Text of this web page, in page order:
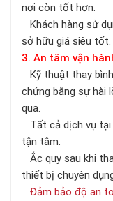
nơi còn tốt hơn.
Khách hàng sử
sở hữu giá siêu tốt.
3. An tâm vận
Kỹ thuật thay
chứng bằng sự hài
qua.
Tất cả dịch vụ tại
tận tâm.
Ắc quy sau khi
thiết bị chuyên
Đảm bảo độ an